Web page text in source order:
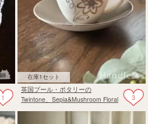
1
在庫1セット
3
英国プール・ポタリーの
Twintone、Sepia&Mushroom Floral
Patternのカップ＆ソーサー